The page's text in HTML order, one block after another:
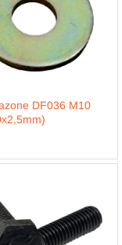
DF036 M10